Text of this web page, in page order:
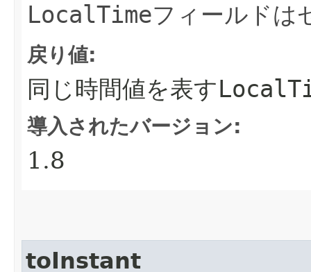
LocalTimeフィールドは
戻り値:
同じ時間値を表す
導入されたバージョン:
1.8
toInstant